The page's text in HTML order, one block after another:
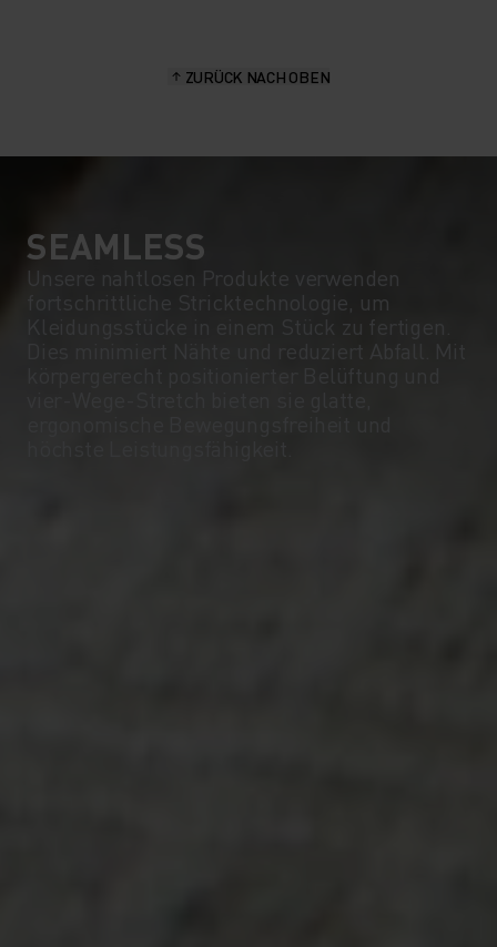
ZURÜCK NACH OBEN
SEAMLESS
Unsere nahtlosen Produkte verwenden
fortschrittliche Stricktechnologie, um
Kleidungsstücke in einem Stück zu fertigen.
Dies minimiert Nähte und reduziert Abfall. Mit